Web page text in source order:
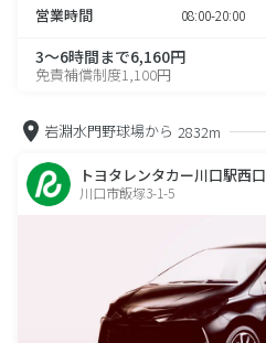
営業時間 08:00-20:00
3～6時間まで6,160円
免責補償制度1,100円
岩淵水門野球場から 2832m
トヨタレンタカー川口駅西口
川口市飯塚3-1-5